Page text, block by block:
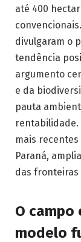
até 400
divulgaram o
tendência
argumento
e da
pauta
rentabilidade.
mais
Paraná,
das fronteiras
O
modelo